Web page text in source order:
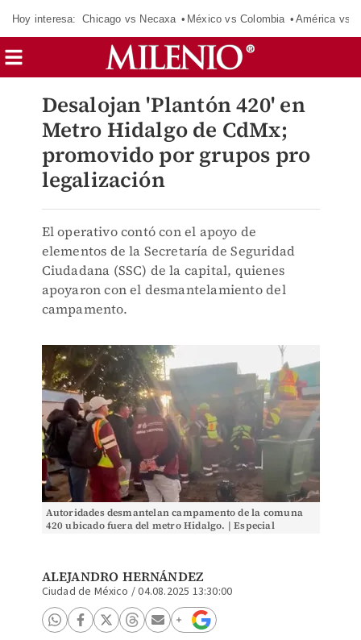
Hoy interesa: Chicago vs Necaxa México vs Colombia América vs
Desalojan 'Plantón 420' en
Metro Hidalgo de CdMx;
promovido por grupos pro
legalización
El operativo contó con el apoyo de
elementos de la Secretaría de Seguridad
Ciudadana (SSC) de la capital, quienes
apoyaron con el desmantelamiento del
campamento.
Autoridades desmantelan campamento de la comuna
420 ubicado fuera del metro Hidalgo. | Especial
ALEJANDRO HERNÁNDEZ
Ciudad de México /04.08.2025 13:30:00